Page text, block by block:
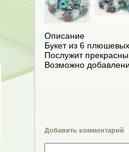
Описание
Букет из 6
Послужит
Возможно
Добавить комментарий